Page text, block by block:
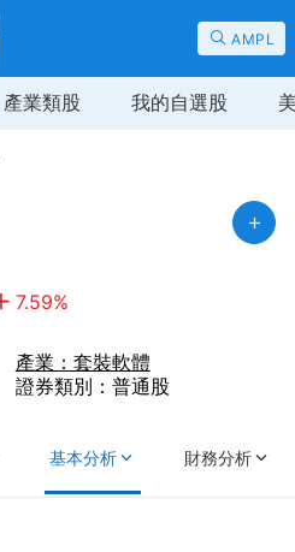
AMPL
產業類股 我的自選股
7.59%
產業：套裝軟體
證券類別：普通股
基本分析 財務分析